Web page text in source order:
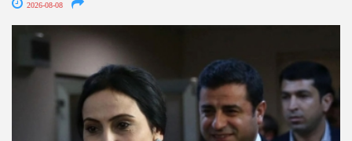
2026-08-08